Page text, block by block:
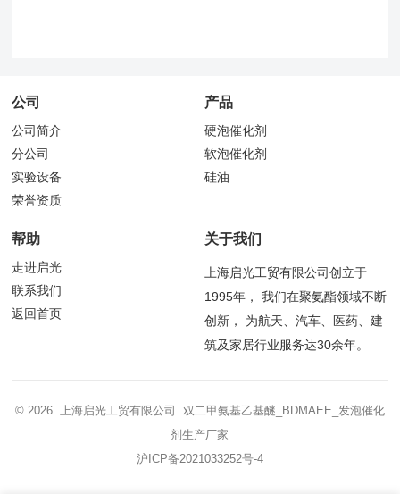
公司
公司简介
分公司
实验设备
荣誉资质
产品
硬泡催化剂
软泡催化剂
硅油
帮助
走进启光
联系我们
返回首页
关于我们
上海启光工贸有限公司创立于
1995年， 我们在聚氨酯领域不断
创新， 为航天、汽车、医药、建
筑及家居行业服务达30余年。
© 2026 上海启光工贸有限公司 双二甲氨基乙基醚_BDMAEE_发泡催化
剂生产厂家
沪ICP备2021033252号-4